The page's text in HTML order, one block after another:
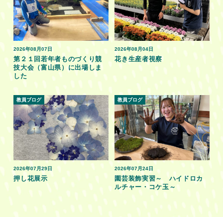
2026年08月07日
第２１回若年者ものづくり競
技大会（富山県）に出場しま
した
2026年08月04日
花き生産者視察
2026年07月29日
教員ブログ
押し花展示
2026年07月24日
教員ブログ
園芸装飾実習～ ハイドロカ
ルチャー・コケ玉～